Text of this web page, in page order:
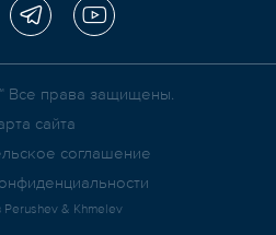
Все права защищены.
сайта
соглашение
Perushev & Khmelev